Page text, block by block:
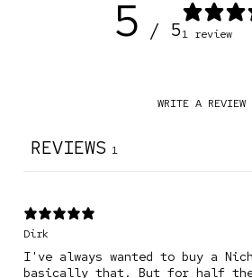
5 / 51 review
WRITE A REVIEW
REVIEWS 1
Dirk
I've always wanted to buy a
basically that. But for half